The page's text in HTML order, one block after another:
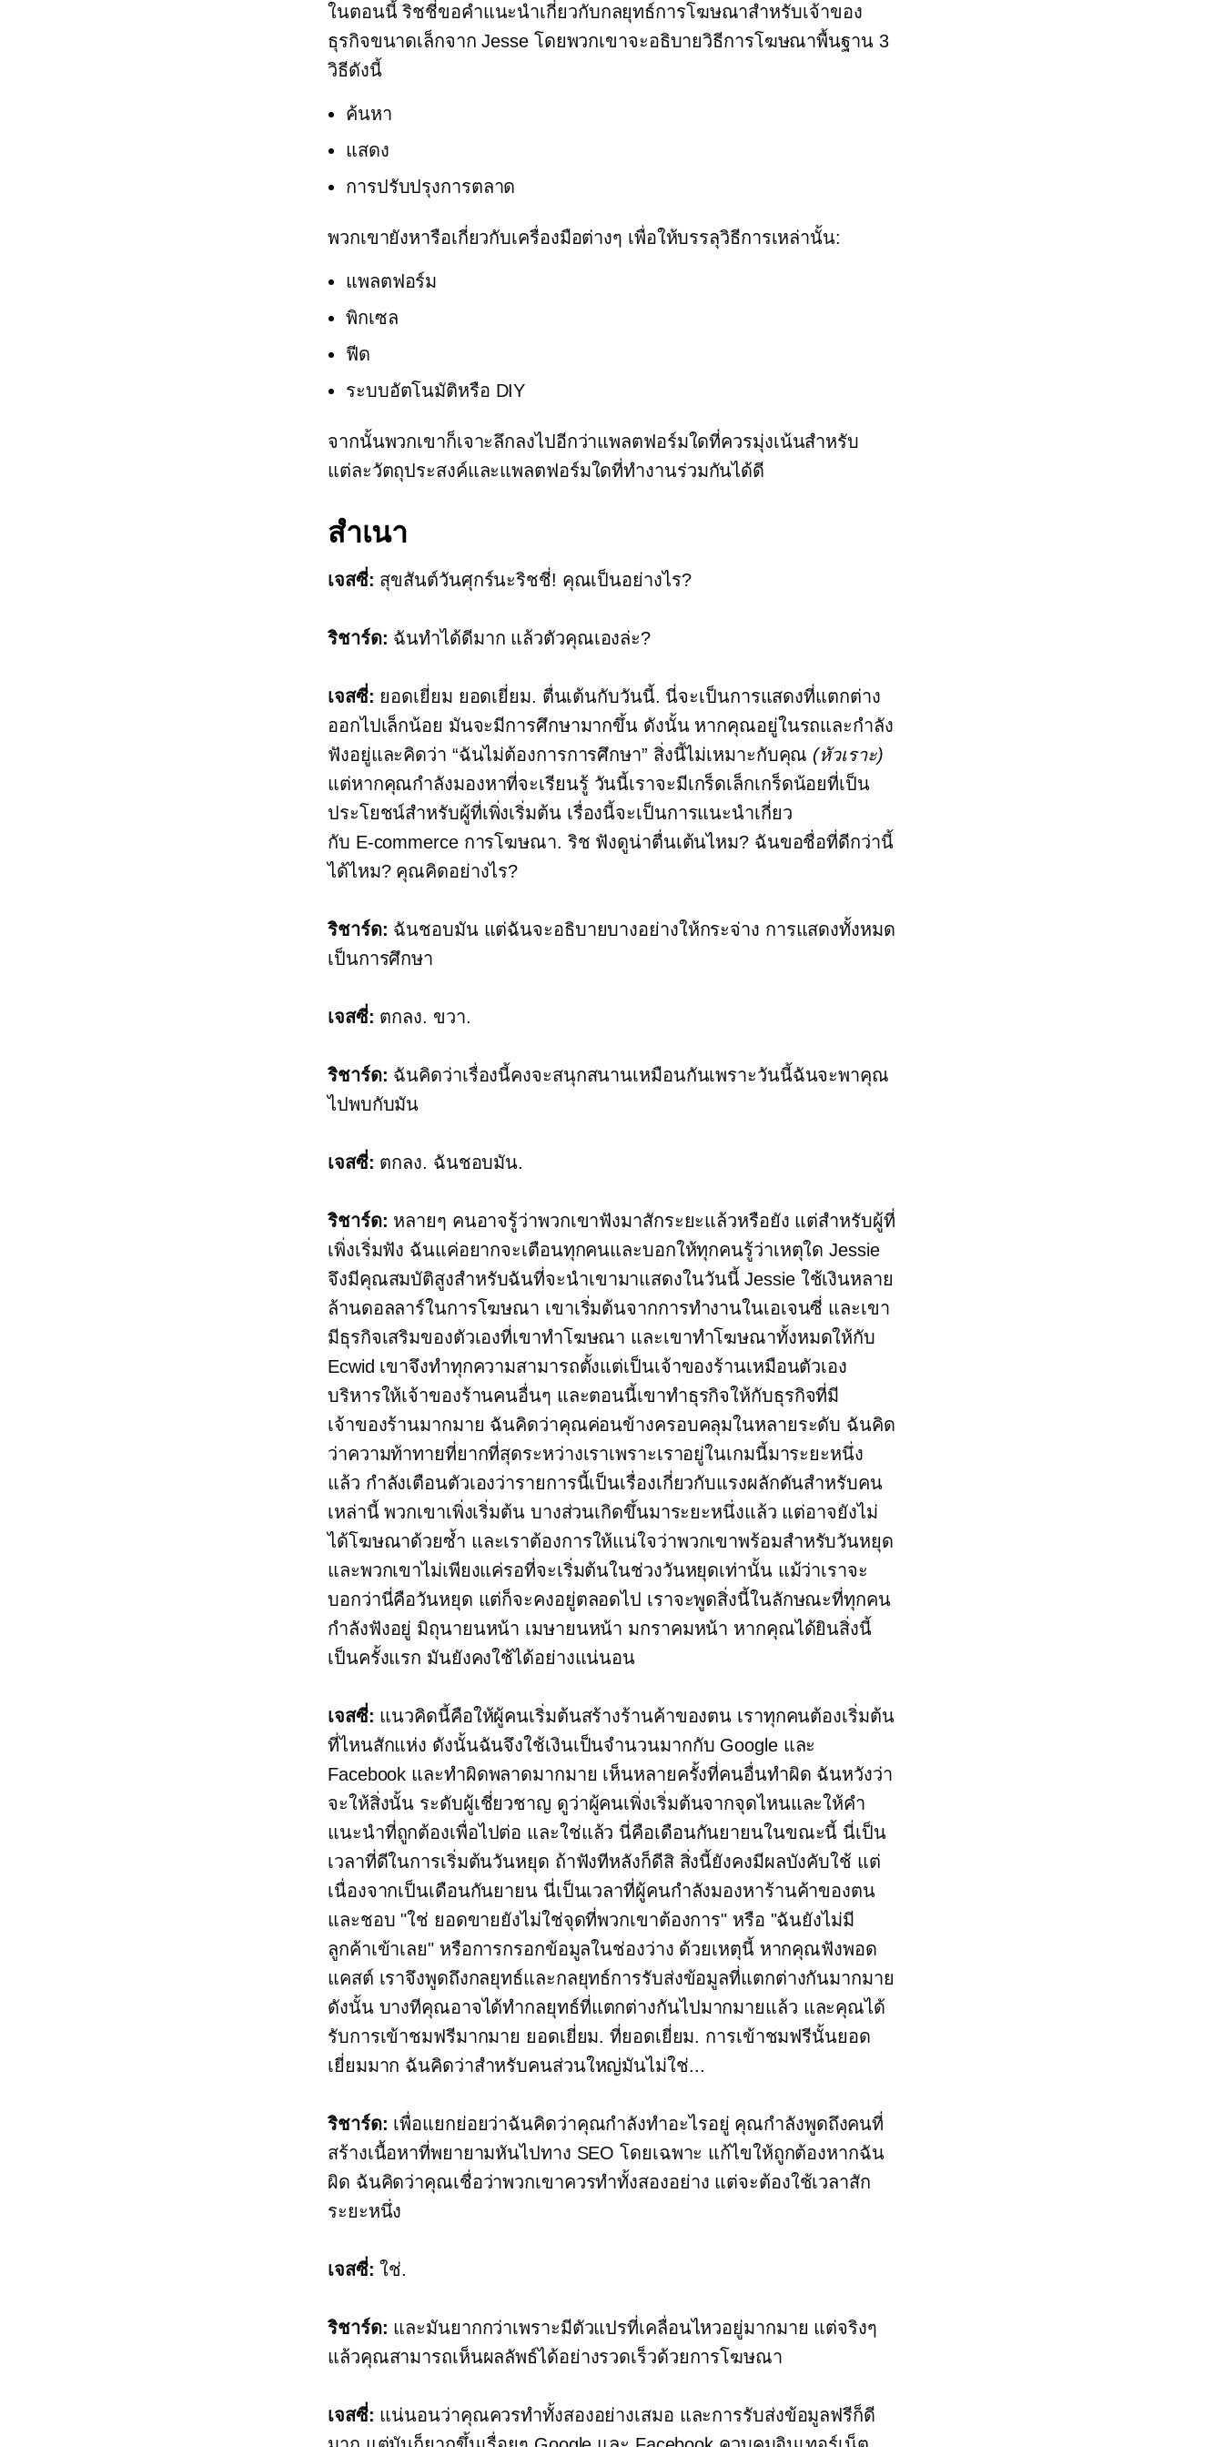
ในตอนนี้ ริชชี่ขอคำแนะนำเกี่ยวกับกลยุทธ์การโฆษณาสำหรับเจ้าของ
ธุรกิจขนาดเล็กจาก Jesse โดยพวกเขาจะอธิบายวิธีการโฆษณาพื้นฐาน 3
วิธีดังนี้
ค้นหา
แสดง
การปรับปรุงการตลาด
พวกเขายังหารือเกี่ยวกับเครื่องมือต่างๆ เพื่อให้บรรลุวิธีการเหล่านั้น:
แพลตฟอร์ม
พิกเซล
ฟีด
ระบบอัตโนมัติหรือ DIY
จากนั้นพวกเขาก็เจาะลึกลงไปอีกว่าแพลตฟอร์มใดที่ควรมุ่งเน้นสำหรับ
แต่ละวัตถุประสงค์และแพลตฟอร์มใดที่ทำงานร่วมกันได้ดี
สำเนา
เจสซี่: สุขสันต์วันศุกร์นะริชชี่! คุณเป็นอย่างไร?
ริชาร์ด: ฉันทำได้ดีมาก แล้วตัวคุณเองล่ะ?
เจสซี่: ยอดเยี่ยม ยอดเยี่ยม. ตื่นเต้นกับวันนี้. นี่จะเป็นการแสดงที่แตกต่าง
ออกไปเล็กน้อย มันจะมีการศึกษามากขึ้น ดังนั้น หากคุณอยู่ในรถและกำลัง
ฟังอยู่และคิดว่า “ฉันไม่ต้องการการศึกษา” สิ่งนี้ไม่เหมาะกับคุณ (หัวเราะ)
แต่หากคุณกำลังมองหาที่จะเรียนรู้ วันนี้เราจะมีเกร็ดเล็กเกร็ดน้อยที่เป็น
ประโยชน์สำหรับผู้ที่เพิ่งเริ่มต้น เรื่องนี้จะเป็นการแนะนำเกี่ยว
กับ E-commerceการโฆษณา. ริช ฟังดูน่าตื่นเต้นไหม? ฉันขอชื่อที่ดีกว่านี้
ได้ไหม? คุณคิดอย่างไร?
ริชาร์ด: ฉันชอบมัน แต่ฉันจะอธิบายบางอย่างให้กระจ่าง การแสดงทั้งหมด
เป็นการศึกษา
เจสซี่: ตกลง. ขวา.
ริชาร์ด: ฉันคิดว่าเรื่องนี้คงจะสนุกสนานเหมือนกันเพราะวันนี้ฉันจะพาคุณ
ไปพบกับมัน
เจสซี่: ตกลง. ฉันชอบมัน.
ริชาร์ด: หลายๆ คนอาจรู้ว่าพวกเขาฟังมาสักระยะแล้วหรือยัง แต่สำหรับผู้ที่
เพิ่งเริ่มฟัง ฉันแค่อยากจะเตือนทุกคนและบอกให้ทุกคนรู้ว่าเหตุใด Jessie
จึงมีคุณสมบัติสูงสำหรับฉันที่จะนำเขามาแสดงในวันนี้ Jessie ใช้เงินหลาย
ล้านดอลลาร์ในการโฆษณา เขาเริ่มต้นจากการทำงานในเอเจนซี่ และเขา
มีธุรกิจเสริมของตัวเองที่เขาทำโฆษณา และเขาทำโฆษณาทั้งหมดให้กับ
Ecwid เขาจึงทำทุกความสามารถตั้งแต่เป็นเจ้าของร้านเหมือนตัวเอง
บริหารให้เจ้าของร้านคนอื่นๆ และตอนนี้เขาทำธุรกิจให้กับธุรกิจที่มี
เจ้าของร้านมากมาย ฉันคิดว่าคุณค่อนข้างครอบคลุมในหลายระดับ ฉันคิด
ว่าความท้าทายที่ยากที่สุดระหว่างเราเพราะเราอยู่ในเกมนี้มาระยะหนึ่ง
แล้ว กำลังเตือนตัวเองว่ารายการนี้เป็นเรื่องเกี่ยวกับแรงผลักดันสำหรับคน
เหล่านี้ พวกเขาเพิ่งเริ่มต้น บางส่วนเกิดขึ้นมาระยะหนึ่งแล้ว แต่อาจยังไม่
ได้โฆษณาด้วยซ้ำ และเราต้องการให้แน่ใจว่าพวกเขาพร้อมสำหรับวันหยุด
และพวกเขาไม่เพียงแค่รอที่จะเริ่มต้นในช่วงวันหยุดเท่านั้น แม้ว่าเราจะ
บอกว่านี่คือวันหยุด แต่ก็จะคงอยู่ตลอดไป เราจะพูดสิ่งนี้ในลักษณะที่ทุกคน
กำลังฟังอยู่ มิถุนายนหน้า เมษายนหน้า มกราคมหน้า หากคุณได้ยินสิ่งนี้
เป็นครั้งแรก มันยังคงใช้ได้อย่างแน่นอน
เจสซี่: แนวคิดนี้คือให้ผู้คนเริ่มต้นสร้างร้านค้าของตน เราทุกคนต้องเริ่มต้น
ที่ไหนสักแห่ง ดังนั้นฉันจึงใช้เงินเป็นจำนวนมากกับ Google และ
Facebook และทำผิดพลาดมากมาย เห็นหลายครั้งที่คนอื่นทำผิด ฉันหวังว่า
จะให้สิ่งนั้น ระดับผู้เชี่ยวชาญ ดูว่าผู้คนเพิ่งเริ่มต้นจากจุดไหนและให้คำ
แนะนำที่ถูกต้องเพื่อไปต่อ และใช่แล้ว นี่คือเดือนกันยายนในขณะนี้ นี่เป็น
เวลาที่ดีในการเริ่มต้นวันหยุด ถ้าฟังทีหลังก็ดีสิ สิ่งนี้ยังคงมีผลบังคับใช้ แต่
เนื่องจากเป็นเดือนกันยายน นี่เป็นเวลาที่ผู้คนกำลังมองหาร้านค้าของตน
และชอบ "ใช่ ยอดขายยังไม่ใช่จุดที่พวกเขาต้องการ" หรือ "ฉันยังไม่มี
ลูกค้าเข้าเลย" หรือการกรอกข้อมูลในช่องว่าง ด้วยเหตุนี้ หากคุณฟังพอด
แคสต์ เราจึงพูดถึงกลยุทธ์และกลยุทธ์การรับส่งข้อมูลที่แตกต่างกันมากมาย
ดังนั้น บางทีคุณอาจได้ทำกลยุทธ์ที่แตกต่างกันไปมากมายแล้ว และคุณได้
รับการเข้าชมฟรีมากมาย ยอดเยี่ยม. ที่ยอดเยี่ยม. การเข้าชมฟรีนั้นยอด
เยี่ยมมาก ฉันคิดว่าสำหรับคนส่วนใหญ่มันไม่ใช่...
ริชาร์ด: เพื่อแยกย่อยว่าฉันคิดว่าคุณกำลังทำอะไรอยู่ คุณกำลังพูดถึงคนที่
สร้างเนื้อหาที่พยายามหันไปทาง SEO โดยเฉพาะ แก้ไขให้ถูกต้องหากฉัน
ผิด ฉันคิดว่าคุณเชื่อว่าพวกเขาควรทำทั้งสองอย่าง แต่จะต้องใช้เวลาสัก
ระยะหนึ่ง
เจสซี่: ใช่.
ริชาร์ด: และมันยากกว่าเพราะมีตัวแปรที่เคลื่อนไหวอยู่มากมาย แต่จริงๆ
แล้วคุณสามารถเห็นผลลัพธ์ได้อย่างรวดเร็วด้วยการโฆษณา
เจสซี่: แน่นอนว่าคุณควรทำทั้งสองอย่างเสมอ และการรับส่งข้อมูลฟรีก็ดี